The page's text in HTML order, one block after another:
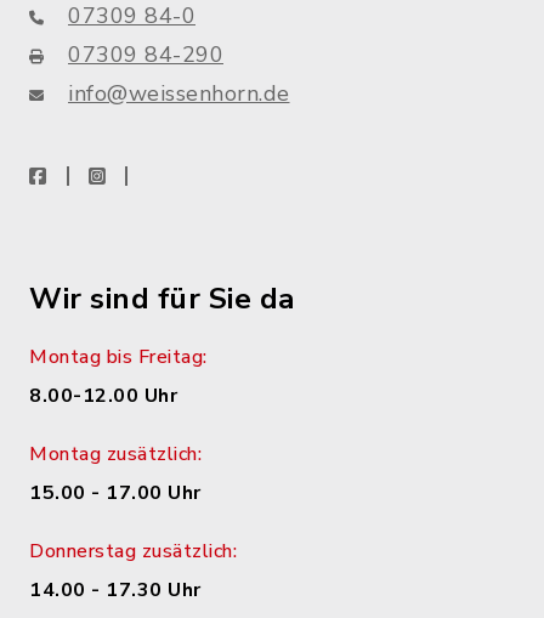
07309 84-0
07309 84-290
info@weissenhorn.de
facebookinstagram
Wir sind für Sie da
Montag bis Freitag:
8.00-12.00 Uhr
Montag zusätzlich:
15.00 - 17.00 Uhr
Donnerstag zusätzlich:
14.00 - 17.30 Uhr